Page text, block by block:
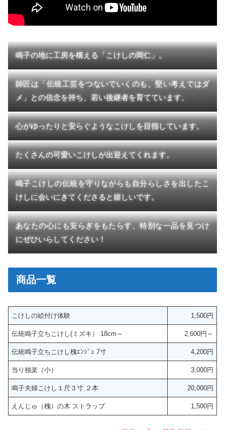
鳴子の地に工房を構える「こけしの岡仁」。
師匠は「伝統工芸をつないでいくのも、堅い考えではダ
メ」との信念を持ち、若い後継者を育てています。
心がゆったりと安らぐようなこけしを目指しています。
たくさんの可愛いこけしが出迎えてくれます。
鳴子こけしの伝統を守りながらも自分らしさを出したこ
けしに会いにきてくださると嬉しいです。
あなたの心にも安らぎをもたらす、特別な一品を見つけ
にぜひいらしてください！
商品一覧
こけしの絵付け体験 1,500円
伝統鳴子立ちこけし(ミズキ） 18cm～ 2,600円～
伝統鳴子立ちこけし槐ｴﾝｼﾞｭ 7寸 4,200円
当り独楽（小） 3,000円
鳴子夫婦こけし１尺３寸 ２本 20,000円
えんじゅ（槐）の木 ストラップ 1,500円